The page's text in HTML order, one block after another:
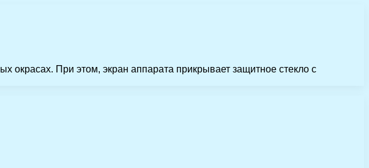
окрасах. При этом, экран аппарата прикрывает защитное стекло с